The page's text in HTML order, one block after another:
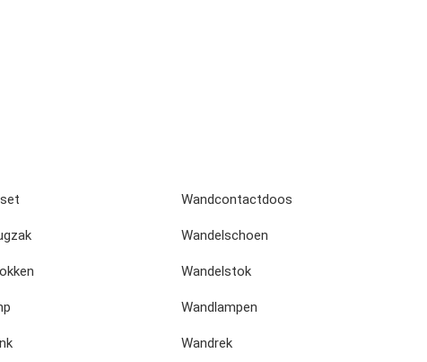
Wandcontactdoos
Wandelschoen
Wandelstok
Wandlampen
Wandrek